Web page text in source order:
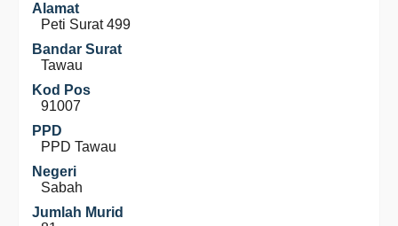
Alamat
Peti Surat 499
Bandar Surat
Tawau
Kod Pos
91007
PPD
PPD Tawau
Negeri
Sabah
Jumlah Murid